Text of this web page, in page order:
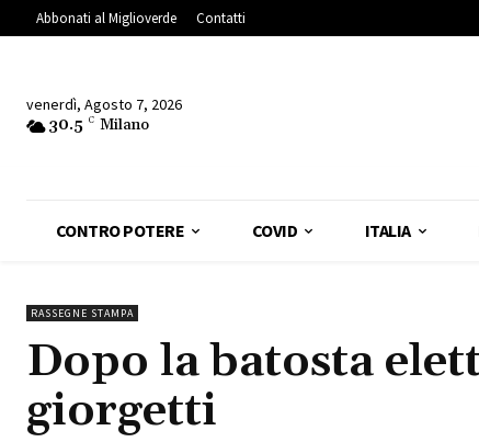
Abbonati al Miglioverde Contatti
venerdì, Agosto 7, 2026
30.5 C Milano
CONTRO POTERE COVID ITALIA
RASSEGNE STAMPA
Dopo la batosta
giorgetti